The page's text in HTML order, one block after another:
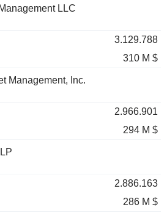
LLC
3.129.788
310 M $
Management, Inc.
2.966.901
294 M $
2.886.163
286 M $